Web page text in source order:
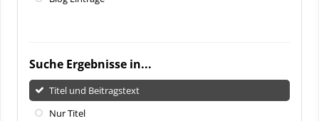
Suche Ergebnisse in...
Titel und Beitragstext
Nur Titel